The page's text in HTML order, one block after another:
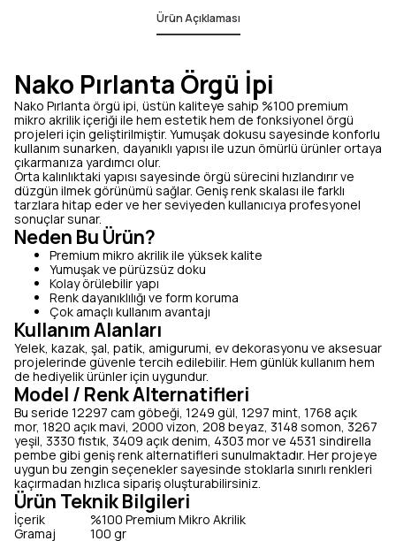
Ürün Açıklaması
Nako Pırlanta Örgü İpi
Nako Pırlanta örgü ipi, üstün kaliteye sahip %100 premium
mikro akrilik içeriği ile hem estetik hem de fonksiyonel örgü
projeleri için geliştirilmiştir. Yumuşak dokusu sayesinde konforlu
kullanım sunarken, dayanıklı yapısı ile uzun ömürlü ürünler ortaya
çıkarmanıza yardımcı olur.
Orta kalınlıktaki yapısı sayesinde örgü sürecini hızlandırır ve
düzgün ilmek görünümü sağlar. Geniş renk skalası ile farklı
tarzlara hitap eder ve her seviyeden kullanıcıya profesyonel
sonuçlar sunar.
Neden Bu Ürün?
Premium mikro akrilik ile yüksek kalite
Yumuşak ve pürüzsüz doku
Kolay örülebilir yapı
Renk dayanıklılığı ve form koruma
Çok amaçlı kullanım avantajı
Kullanım Alanları
Yelek, kazak, şal, patik, amigurumi, ev dekorasyonu ve aksesuar
projelerinde güvenle tercih edilebilir. Hem günlük kullanım hem
de hediyelik ürünler için uygundur.
Model / Renk Alternatifleri
Bu seride 12297 cam göbeği, 1249 gül, 1297 mint, 1768 açık
mor, 1820 açık mavi, 2000 vizon, 208 beyaz, 3148 somon, 3267
yeşil, 3330 fıstık, 3409 açık denim, 4303 mor ve 4531 sindirella
pembe gibi geniş renk alternatifleri sunulmaktadır. Her projeye
uygun bu zengin seçenekler sayesinde stoklarla sınırlı renkleri
kaçırmadan hızlıca sipariş oluşturabilirsiniz.
Ürün Teknik Bilgileri
İçerik
%100 Premium Mikro Akrilik
Gramaj
100 gr